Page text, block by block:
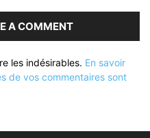
A COMMENT
les indésirables. En savoir
de vos commentaires sont